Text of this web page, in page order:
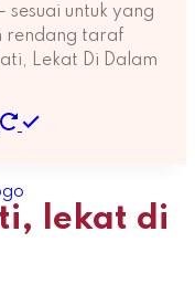
sesuai untuk yang
rendang taraf
Lekat Di Dalam
lekat di